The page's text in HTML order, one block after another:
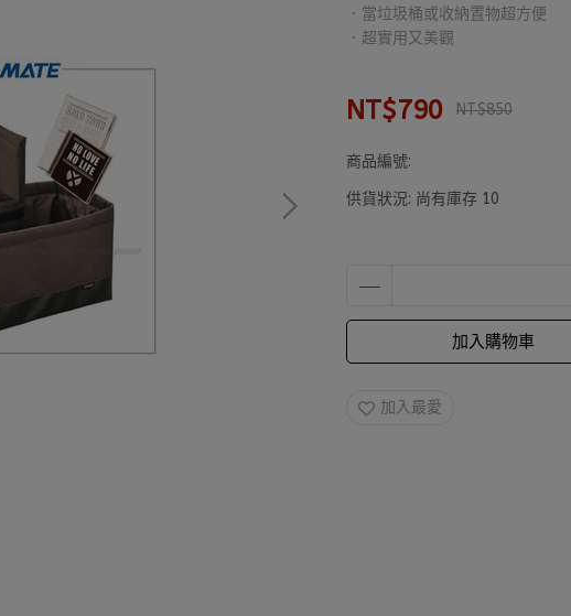
．當垃圾桶或收納置物超方便
．超實用又美觀
NT$790 NT$850
商品編號:
供貨狀況: 尚有庫存 10
加入購物車
加入最愛